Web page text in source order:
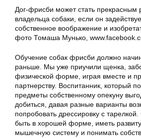
Дог-фрисби может стать прекрасным
владельца собаки, если он
собственное воображение и
фото Томаша Мунько,
Обучение собак фрисби должно
раньше. Мы уже приучили щенка,
физической форме, играя вместе и
партнерству. Воспитанник, который
предметы собственному опекуну
добиться, давая разные варианты
попробовать дрессировку с
быть в хорошей форме, иметь
мышечную систему и понимать